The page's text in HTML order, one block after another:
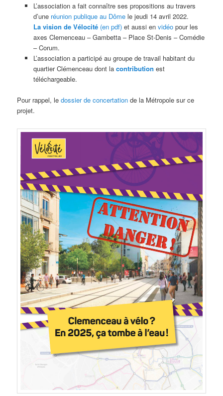
L’association a fait connaître ses propositions au travers
d’une réunion publique au Dômele jeudi 14 avril 2022.
La vision de Vélocité(en pdf)et aussi en vidéopour les
axes Clemenceau – Gambetta – Place St-Denis – Comédie
– Corum.
L’association a participé au groupe de travail habitant du
quartier Clémenceau dont la contribution est
téléchargeable.
Pour rappel, ledossier de concertation de la Métropole sur ce
projet.